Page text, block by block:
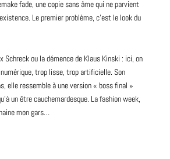
fade, une copie sans âme qui ne parvient
Le premier problème, c’est le look du
Schreck ou la démence de Klaus Kinski : ici, on
trop lisse, trop artificielle. Son
elle ressemble à une version « boss final »
un être cauchemardesque. La fashion week,
mon gars…